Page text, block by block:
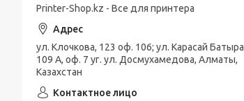
Printer-Shop.kz - Все для принтера
ул. Клочкова, 123 оф. 106; ул. Карасай Батыра
109 А, оф. 7 уг. ул. Досмухамедова, Алматы,
Казахстан